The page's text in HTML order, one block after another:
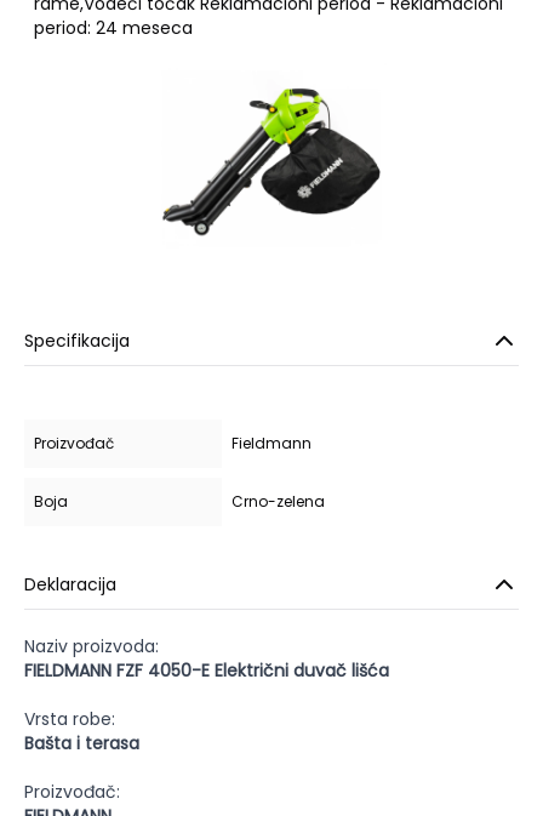
period: 24 meseca
Specifikacija
Proizvođač Fieldmann
Boja Crno-zelena
Deklaracija
Naziv proizvoda:
FIELDMANN FZF 4050-E Električni duvač lišća
Vrsta robe:
Bašta i terasa
Proizvođač: